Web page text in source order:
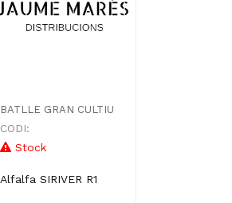
BATLLE GRAN CULTIU
CODI:
Stock
Alfalfa SIRIVER R1